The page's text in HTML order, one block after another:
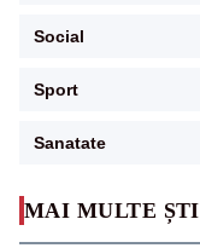
MAI MULTE
Social
Sport
Sanatate